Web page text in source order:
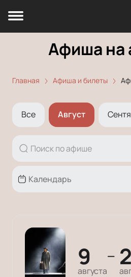
Афиша на
Главная Афиша и билеты
Все Август
9
августа
—